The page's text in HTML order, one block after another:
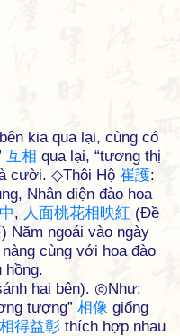
kia qua lại, cùng có
互相 qua lại, “tương thị
cười. ◇Thôi Hộ 崔護:
Nhân diện đào hoa
中, 人面桃花相映紅 (Đề
) Năm ngoái vào ngày
cùng với hoa đào
hồng.
hai bên). ◎Như:
tượng” 相像 giống
相得益彰 thích hợp nhau